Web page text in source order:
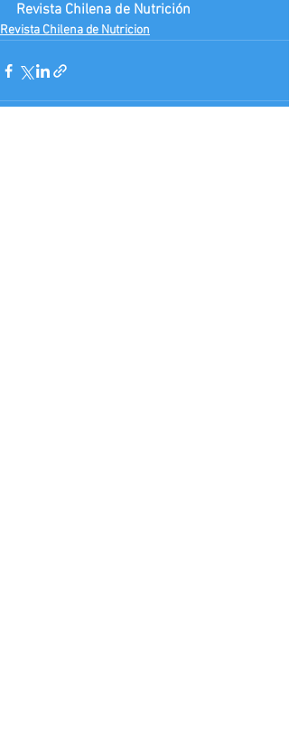
Revista Chilena de Nutrición
Revista Chilena de Nutricion